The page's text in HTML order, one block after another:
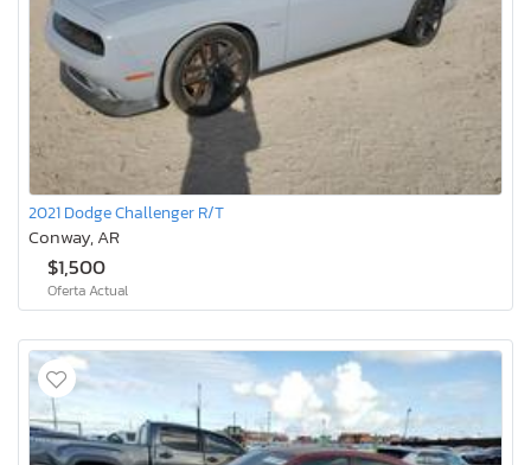
2021 Dodge Challenger R/T
Conway, AR
$1,500
Oferta Actual